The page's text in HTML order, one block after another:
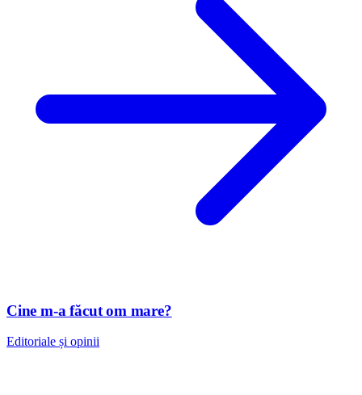
Cine m-a făcut om mare?
Editoriale și opinii